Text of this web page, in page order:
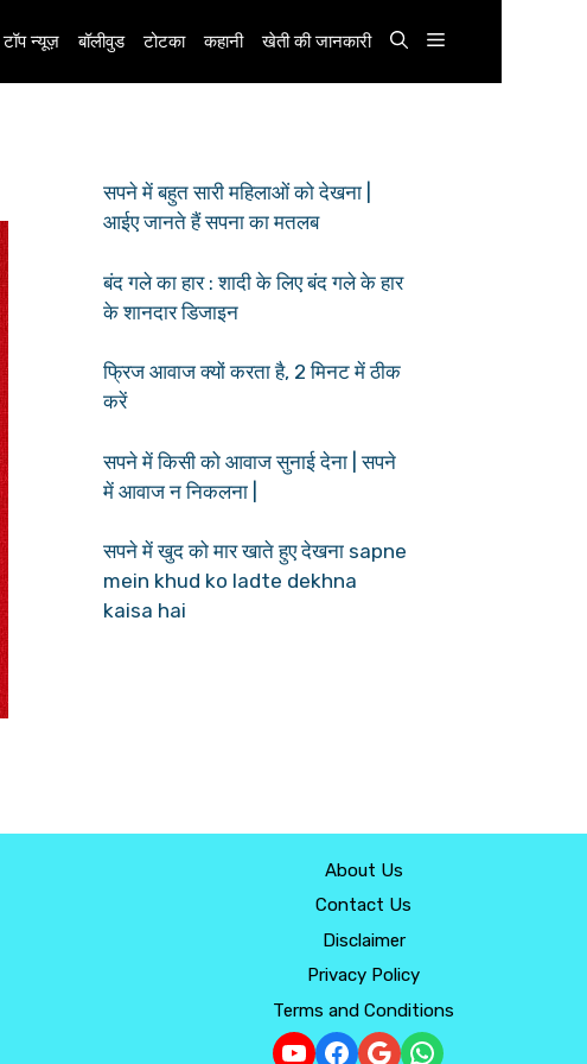
टॉप न्यूज़ बॉलीवुड टोटका कहानी खेती की जानकारी
सपने में बहुत सारी महिलाओं को देखना |
आईए जानते हैं सपना का मतलब
बंद गले का हार : शादी के लिए बंद गले के हार
के शानदार डिजाइन
फ्रिज आवाज क्यों करता है, 2 मिनट में ठीक
करें
सपने में किसी को आवाज सुनाई देना | सपने
में आवाज न निकलना |
सपने में खुद को मार खाते हुए देखना sapne
mein khud ko ladte dekhna
kaisa hai
About Us
Contact Us
Disclaimer
Privacy Policy
Terms and Conditions
YouTube
Facebook
GoogleWhatsApp